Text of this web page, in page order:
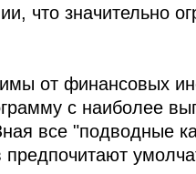
что значительно
от финансовых
с наиболее
все "подводные